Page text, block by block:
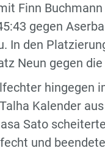
Finn
gegen
In den
Neun gegen
hingegen
Kalender
Sato
und